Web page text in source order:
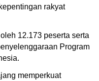
rakyat
12.173 peserta serta
Program
memperkuat